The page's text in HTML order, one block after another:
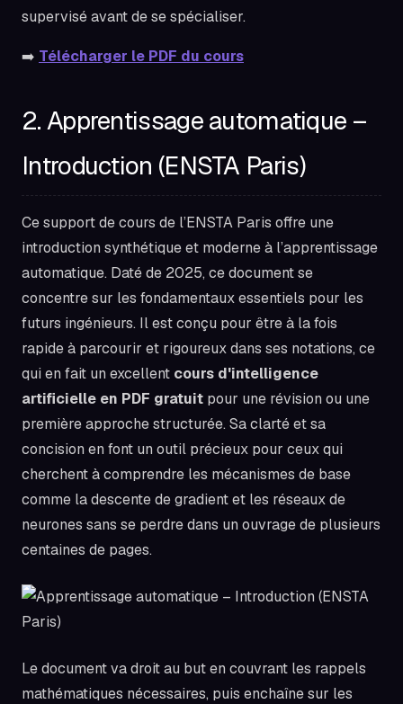
supervisé avant de se spécialiser.
➡️ Télécharger le PDF du cours
2. Apprentissage automatique –
Introduction (ENSTA Paris)
Ce support de cours de l’ENSTA Paris offre une
introduction synthétique et moderne à l’apprentissage
automatique. Daté de 2025, ce document se
concentre sur les fondamentaux essentiels pour les
futurs ingénieurs. Il est conçu pour être à la fois
rapide à parcourir et rigoureux dans ses notations, ce
qui en fait un excellent cours d'intelligence
artificielle en PDF gratuit pour une révision ou une
première approche structurée. Sa clarté et sa
concision en font un outil précieux pour ceux qui
cherchent à comprendre les mécanismes de base
comme la descente de gradient et les réseaux de
neurones sans se perdre dans un ouvrage de plusieurs
centaines de pages.
Le document va droit au but en couvrant les rappels
mathématiques nécessaires, puis enchaîne sur les